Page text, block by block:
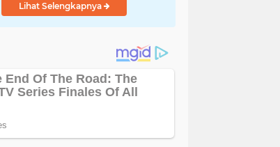
Lihat Selengkapnya